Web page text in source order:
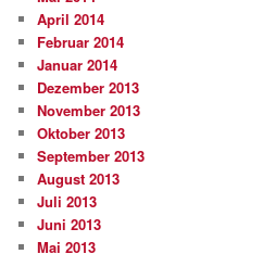
April 2014
Februar 2014
Januar 2014
Dezember 2013
November 2013
Oktober 2013
September 2013
August 2013
Juli 2013
Juni 2013
Mai 2013